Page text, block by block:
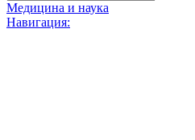
Медицина и наука
Навигация: